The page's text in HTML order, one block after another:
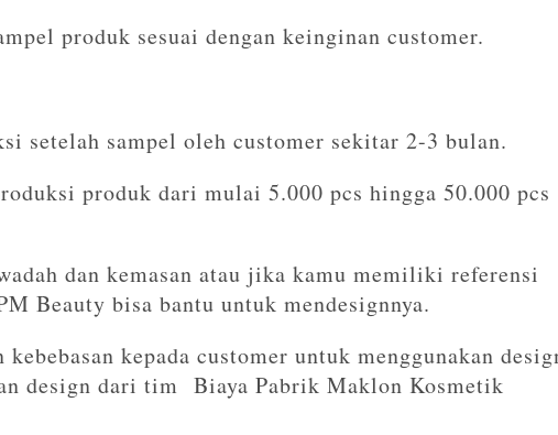
produk sesuai dengan keinginan customer.
setelah sampel oleh customer sekitar 2-3 bulan.
produk dari mulai 5.000 pcs hingga 50.000 pcs
dan kemasan atau jika kamu memiliki referensi
Beauty bisa bantu untuk mendesignnya.
kepada customer untuk menggunakan
design dari tim Biaya Pabrik Maklon Kosmetik